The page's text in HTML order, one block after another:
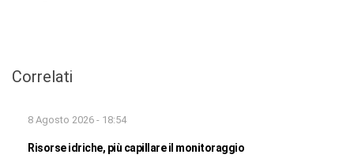
Correlati
8 Agosto 2026 - 18:54
Risorse idriche, più capillare il monitoraggio